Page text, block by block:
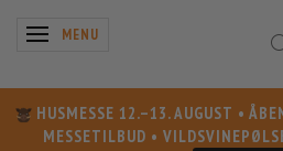
SKIFTE NAVIGATION
MENU
HUSMESSE 12.–13. AUGUST •
MESSETILBUD •